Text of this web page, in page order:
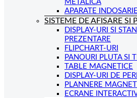
METALICA
APARATE
SISTEME DE AFISARE SI
DISPLAY-URI SI
PREZENTARE
FLIPCHART-URI
PANOURI PLUTA SI
TABLE MAGNETICE
DISPLAY-URI DE
PLANNERE
ECRANE